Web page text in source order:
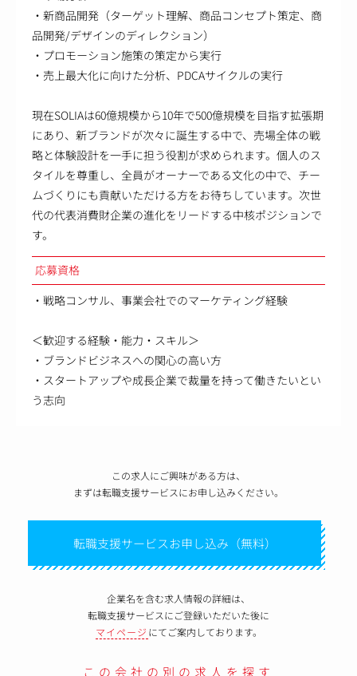
・新商品開発（ターゲット理解、商品コンセプト策定、商
品開発/デザインのディレクション）
・プロモーション施策の策定から実行
・売上最大化に向けた分析、PDCAサイクルの実行
現在SOLIAは60億規模から10年で500億規模を目指す拡張期
にあり、新ブランドが次々に誕生する中で、売場全体の戦
略と体験設計を一手に担う役割が求められます。個人のス
タイルを尊重し、全員がオーナーである文化の中で、チー
ムづくりにも貢献いただける方をお待ちしています。次世
代の代表消費財企業の進化をリードする中核ポジションで
す。
応募資格
・戦略コンサル、事業会社でのマーケティング経験
＜歓迎する経験・能力・スキル＞
・ブランドビジネスへの関心の高い方
・スタートアップや成長企業で裁量を持って働きたいとい
う志向
この求人にご興味がある方は、
まずは転職支援サービスにお申し込みください。
転職支援サービスお申し込み（無料）
企業名を含む求人情報の詳細は、
転職支援サービスにご登録いただいた後に
マイページ にてご案内しております。
この会社の別の求人を探す